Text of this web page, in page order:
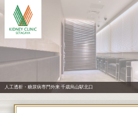
人工透析・糖尿病専門外来 千歳烏山駅北口